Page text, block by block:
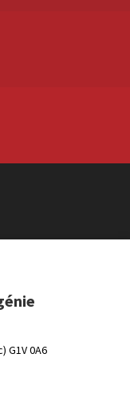
G1V 0A6